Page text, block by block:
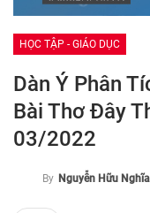
HỌC TẬP - GIÁO DỤC
Dàn Ý Phân
Bài Thơ Đây
03/2022
By Nguyễn Hữu Nghĩa